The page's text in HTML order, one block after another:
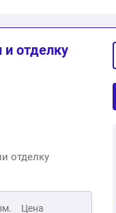
и отделку
отделку
Цена